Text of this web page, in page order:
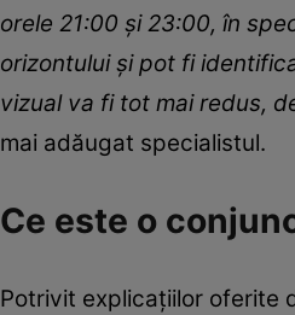
orele 21:00 și 23:00, în
orizontului și pot fi
vizual va fi tot mai redus,
mai adăugat specialistul.
Ce este o
Potrivit explicațiilor oferite